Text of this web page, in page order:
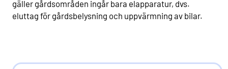
gäller gårdsområden ingår bara elapparatur, dvs.
eluttag för gårdsbelysning och uppvärmning av bilar.